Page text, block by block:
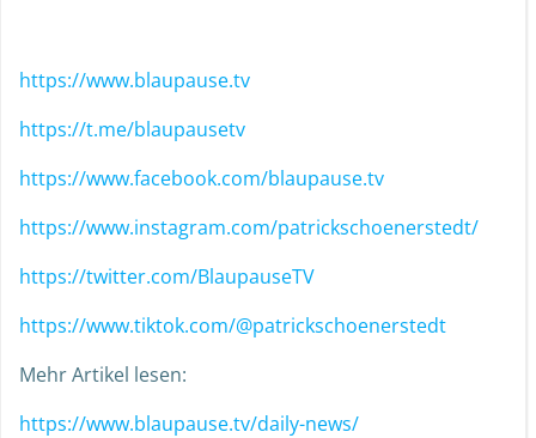
https://www.blaupause.tv
https://t.me/blaupausetv
https://www.facebook.com/blaupause.tv
https://www.instagram.com/patrickschoenerstedt/
https://twitter.com/BlaupauseTV
https://www.tiktok.com/@patrickschoenerstedt
Mehr Artikel lesen:
https://www.blaupause.tv/daily-news/